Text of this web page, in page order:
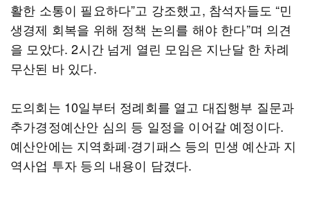
활한 소통이 필요하다”고 강조했고, 참석자들도 “민
생경제 회복을 위해 정책 논의를 해야 한다”며 의견
을 모았다. 2시간 넘게 열린 모임은 지난달 한 차례
무산된 바 있다.
도의회는 10일부터 정례회를 열고 대집행부 질문과
추가경정예산안 심의 등 일정을 이어갈 예정이다.
예산안에는 지역화폐·경기패스 등의 민생 예산과 지
역사업 투자 등의 내용이 담겼다.